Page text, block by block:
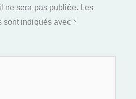
ne sera pas publiée. Les
sont indiqués avec *